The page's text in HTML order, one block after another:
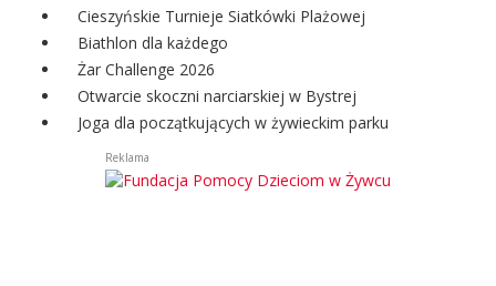
Cieszyńskie Turnieje Siatkówki Plażowej
Biathlon dla każdego
Żar Challenge 2026
Otwarcie skoczni narciarskiej w Bystrej
Joga dla początkujących w żywieckim parku
Reklama